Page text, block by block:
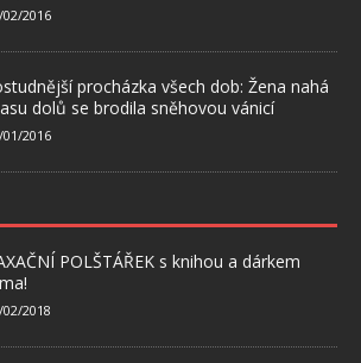
02/2016
procházka všech dob: Žena nahá
dolů se brodila sněhovou vánicí
01/2016
POLŠTÁŘEK s knihou a dárkem
02/2018